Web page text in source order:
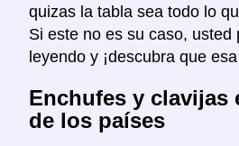
quizas la tabla sea todo lo
Si este no es su caso, usted
leyendo y ¡descubra que
Enchufes y clavijas
de los países